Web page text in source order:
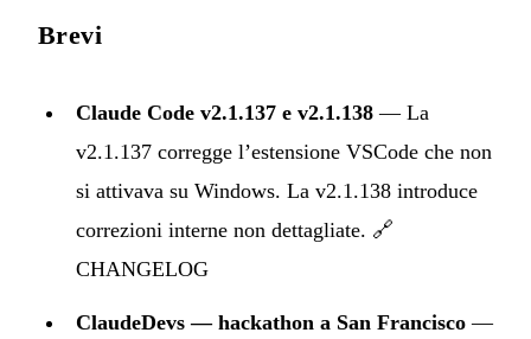
Brevi
Claude Code v2.1.137 e v2.1.138 — La
v2.1.137 corregge l’estensione VSCode che non
si attivava su Windows. La v2.1.138 introduce
correzioni interne non dettagliate. 🔗
CHANGELOG
ClaudeDevs — hackathon a San Francisco —